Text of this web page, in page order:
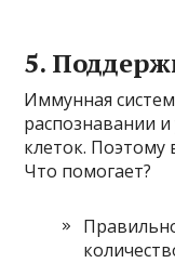
5.
Иммунная
распознавании
клеток. Поэтому
Что помогает?